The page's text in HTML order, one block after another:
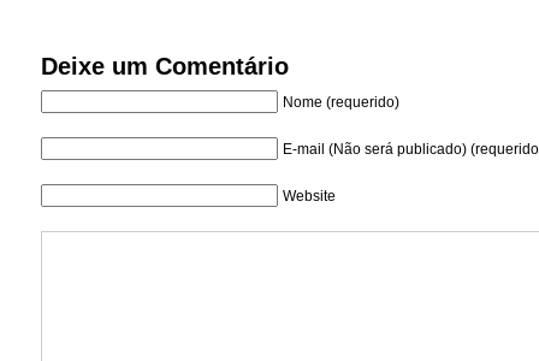
Deixe um Comentário
Nome (requerido)
E-mail (Não será publicado)
Website